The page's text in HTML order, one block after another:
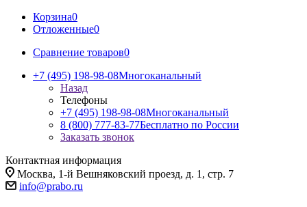
Корзина0
Отложенные0
Сравнение товаров0
+7 (495) 198-98-08Многоканальный
Назад
Телефоны
+7 (495) 198-98-08Многоканальный
8 (800) 777-83-77Бесплатно по России
Заказать звонок
Контактная информация
Москва, 1-й Вешняковский проезд, д. 1, стр. 7
info@prabo.ru